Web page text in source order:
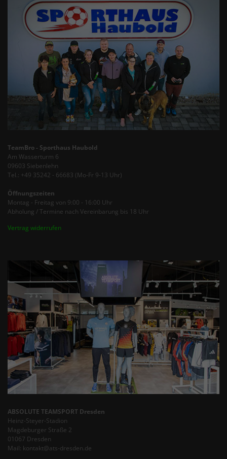
TeamBro - Sporthaus Haubold
Am Wasserturm 6
09603 Siebenlehn
Tel.: +49 35242 - 66683 (Mo-Fr 9-13 Uhr)
Öffnungszeiten
Montag - Freitag von 9:00 - 16:00 Uhr
Abholung / Termine nach Vereinbarung bis 18 Uhr
Vertrag widerrufen
ABSOLUTE TEAMSPORT Dresden
Heinz-Steyer-Stadion
Magdeburger Straße 2
01067 Dresden
Mail: kontakt@ats-dresden.de